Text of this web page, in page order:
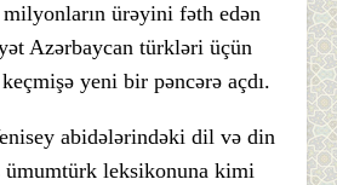
ürəyini fəth edən
Azərbaycan türkləri üçün
yeni bir pəncərə açdı.
abidələrindəki dil və din
ümumtürk leksikonuna kimi